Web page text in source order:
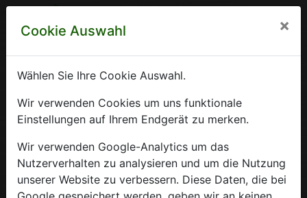
Krankenhausverzeichnis
Sachsen-Anhalt
Ein Service der Krankenhausgesellschaft Sachsen-Anhalt
Cookie Auswahl ×
Wählen Sie Ihre Cookie Auswahl.
Wir verwenden Cookies um uns funktionale
Einstellungen auf Ihrem Endgerät zu merken.
Wir verwenden Google-Analytics um das
Nutzerverhalten zu analysieren und um die Nutzung
unserer Website zu verbessern. Diese Daten, die bei